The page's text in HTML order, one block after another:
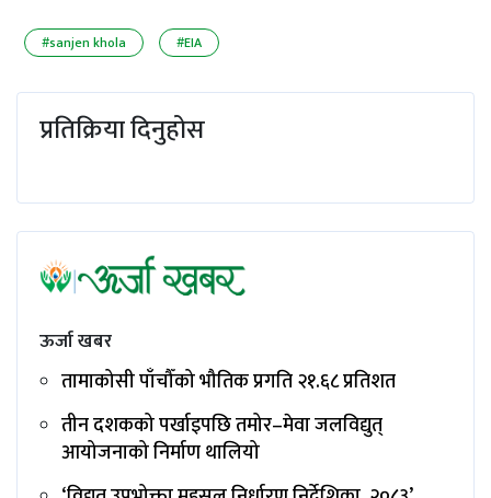
#sanjen khola #EIA
प्रतिक्रिया दिनुहोस
ऊर्जा खबर
तामाकोसी पाँचौँको भौतिक प्रगति २१.६८ प्रतिशत
तीन दशकको पर्खाइपछि तमोर–मेवा जलविद्युत्
आयोजनाको निर्माण थालियो